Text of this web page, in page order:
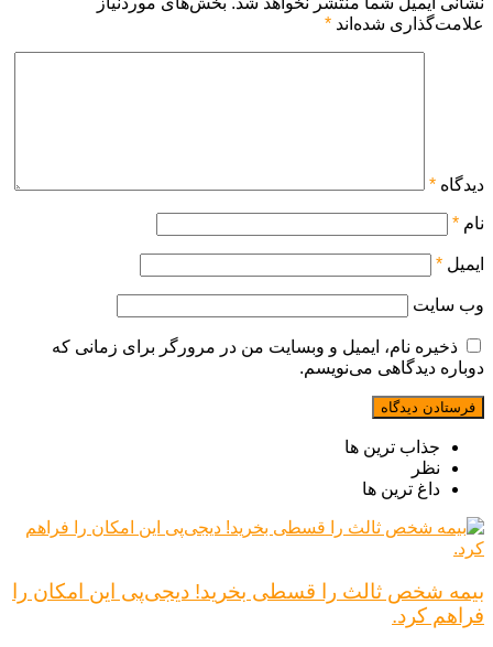
علامت‌گذاری شده‌اند *
دیدگاه *
نام *
ایمیل *
وب‌ سایت
ذخیره نام، ایمیل و وبسایت من در مرورگر برای زمانی که
دوباره دیدگاهی می‌نویسم.
جذاب ترین ها
نظر
داغ ترین ها
بیمه شخص ثالث را قسطی بخرید! دیجی‌پی این امکان را
فراهم کرد.